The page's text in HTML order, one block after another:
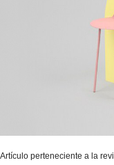
Artículo perteneciente a la